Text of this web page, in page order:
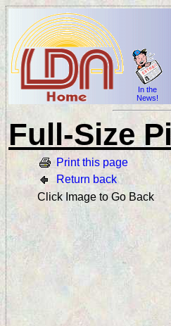
In the
News!
Full-Size
Print this page
Return back
Click Image to Go Back